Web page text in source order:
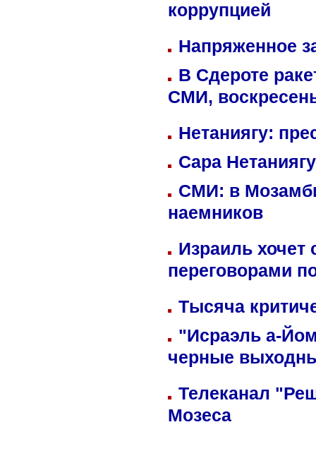
коррупцией
Напряженное
В Сдероте
СМИ,
Нетаниягу:
Сара
СМИ: в
наемников
Израиль хочет
переговорами
Тысяча
"Исраэль а-
черные
Телеканал
Мозеса